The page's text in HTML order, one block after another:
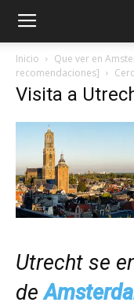
Inicio
Que ver en
recomendaciones]
Visita a
Utrecht se
de